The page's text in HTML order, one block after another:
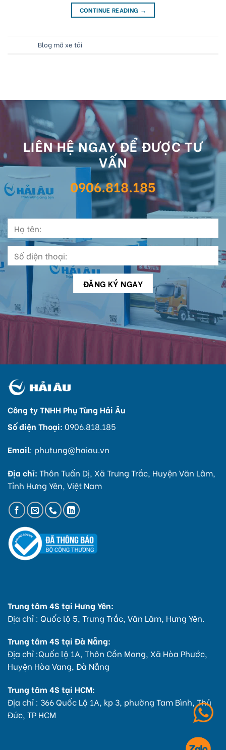
CONTINUE READING →
Blog mỡ xe tải
LIÊN HỆ NGAY ĐỂ ĐƯỢC TƯ
VẤN
0906.818.185
Công ty TNHH Phụ Tùng Hải Âu
Số điện Thoại: 0906.818.185
Email: phutung@haiau.vn
Địa chỉ: Thôn Tuấn Dị, Xã Trưng Trắc, Huyện Văn Lâm,
Tỉnh Hưng Yên, Việt Nam
Trung tâm 4S tại Hưng Yên:
Địa chỉ : Quốc lộ 5, Trưng Trắc, Văn Lâm, Hưng Yên.
Trung tâm 4S tại Đà Nẵng:
Địa chỉ :Quốc lộ 1A, Thôn Cồn Mong, Xã Hòa Phước,
Huyện Hòa Vang, Đà Nẵng
Trung tâm 4S tại HCM:
Địa chỉ : 366 Quốc Lộ 1A, kp 3, phường Tam Bình, Thủ
Đức, TP HCM